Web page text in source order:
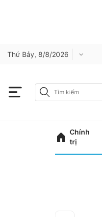
Thứ Bảy, 8/8/2026
Chính
trị